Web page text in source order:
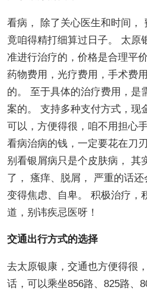
看病， 除了关心医生和时间，
竟咱得精打细算过日子。 太原
准进行治疗的，价格是合理平
药物费用，光疗费用，手术费
的。 至于具体的治疗费用，是
案的。 支持多种支付方式，现
可以，方便得很，咱不用担心
看病治病的钱，一定要花在刀刃
别看银屑病只是个皮肤病， 其
了， 瘙痒、脱屑， 严重的话
变得焦虑、自卑。 积极治疗，
道，别讳疾忌医呀！
交通出行方式的选择
去太原银康，交通也方便得很
话，可以乘坐856路、825路、